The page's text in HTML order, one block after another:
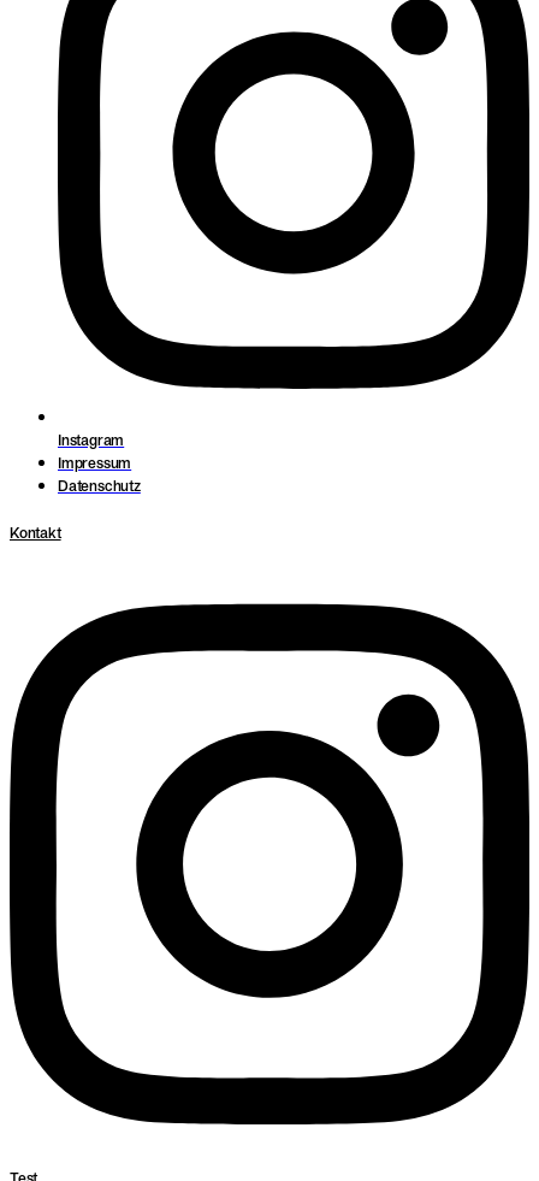
Instagram
Impressum
Datenschutz
Kontakt